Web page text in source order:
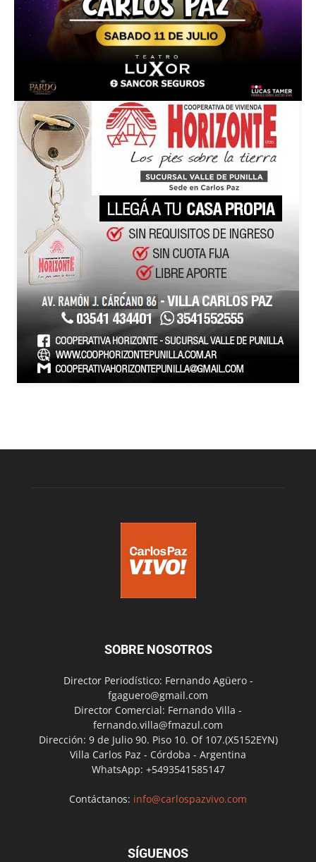
SOBRE NOSOTROS
Director Periodístico: Fernando Agüero -
fgaguero@gmail.com
Director Comercial: Fernando Villa -
fernando.villa@fmazul.com
Dirección: 9 de Julio 90. Piso 10. Of 107.(X5152EYN)
Villa Carlos Paz - Córdoba - Argentina
WhatsApp: +5493541585147
Contáctanos: info@carlospazvivo.com
SÍGUENOS